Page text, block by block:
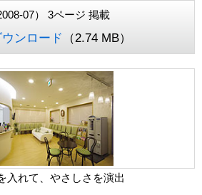
07） 3ページ 掲載
ンロード （2.74 MB）
入れて、やさしさを演出